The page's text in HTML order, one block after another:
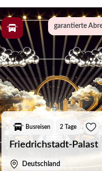
garantierte
Busreisen 2 Tage
Friedrichstadt-Palast
Deutschland